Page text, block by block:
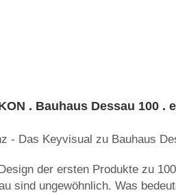
. Bauhaus Dessau 100 .
- Das Keyvisual zu Bauhaus
der ersten Produkte zu
sind ungewöhnlich. Was